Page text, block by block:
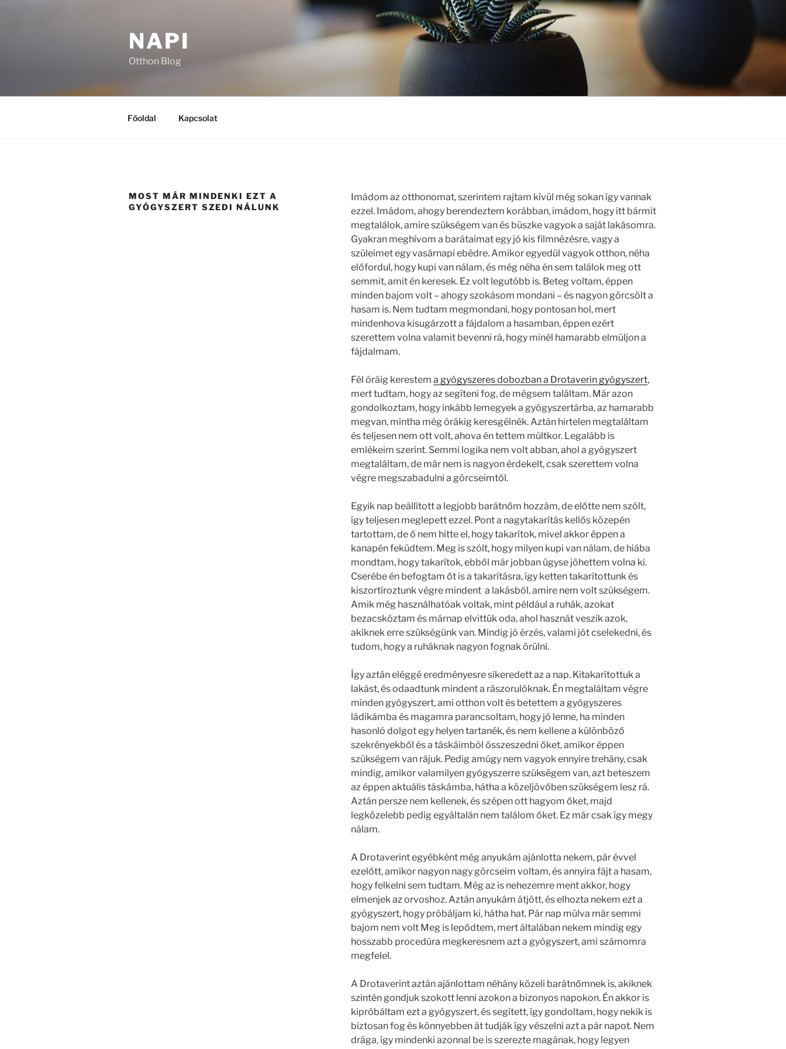
NAPI
Otthon Blog
Főoldal Kapcsolat
MOST MÁR MINDENKI EZT A
GYÓGYSZERT SZEDI NÁLUNK
Imádom az otthonomat, szerintem rajtam kívül még sokan így vannak
ezzel. Imádom, ahogy berendeztem korábban, imádom, hogy itt bármit
megtalálok, amire szükségem van és büszke vagyok a saját lakásomra.
Gyakran meghívom a barátaimat egy jó kis filmnézésre, vagy a
szüleimet egy vasárnapi ebédre. Amikor egyedül vagyok otthon, néha
előfordul, hogy kupi van nálam, és még néha én sem találok meg ott
semmit, amit én keresek. Ez volt legutóbb is. Beteg voltam, éppen
minden bajom volt – ahogy szokásom mondani – és nagyon görcsölt a
hasam is. Nem tudtam megmondani, hogy pontosan hol, mert
mindenhova kisugárzott a fájdalom a hasamban, éppen ezért
szerettem volna valamit bevenni rá, hogy minél hamarabb elmúljon a
fájdalmam.
Fél óráig kerestem a gyógyszeres dobozban a Drotaverin gyógyszert,
mert tudtam, hogy az segíteni fog, de mégsem találtam. Már azon
gondolkoztam, hogy inkább lemegyek a gyógyszertárba, az hamarabb
megvan, mintha még órákig keresgélnék. Aztán hirtelen megtaláltam
és teljesen nem ott volt, ahova én tettem múltkor. Legalább is
emlékeim szerint. Semmi logika nem volt abban, ahol a gyógyszert
megtaláltam, de már nem is nagyon érdekelt, csak szerettem volna
végre megszabadulni a görcseimtől.
Egyik nap beállított a legjobb barátnőm hozzám, de előtte nem szólt,
így teljesen meglepett ezzel. Pont a nagytakarítás kellős közepén
tartottam, de ő nem hitte el, hogy takarítok, mivel akkor éppen a
kanapén feküdtem. Meg is szólt, hogy milyen kupi van nálam, de hiába
mondtam, hogy takarítok, ebből már jobban úgyse jöhettem volna ki.
Cserébe én befogtam őt is a takarításra, így ketten takarítottunk és
kiszortíroztunk végre mindent a lakásból, amire nem volt szükségem.
Amik még használhatóak voltak, mint például a ruhák, azokat
bezacskóztam és márnap elvittük oda, ahol hasznát veszik azok,
akiknek erre szükségünk van. Mindig jó érzés, valami jót cselekedni, és
tudom, hogy a ruháknak nagyon fognak örülni.
Így aztán eléggé eredményesre sikeredett az a nap. Kitakarítottuk a
lakást, és odaadtunk mindent a rászorulóknak. Én megtaláltam végre
minden gyógyszert, ami otthon volt és betettem a gyógyszeres
ládikámba és magamra parancsoltam, hogy jó lenne, ha minden
hasonló dolgot egy helyen tartanék, és nem kellene a különböző
szekrényekből és a táskáimból összeszedni őket, amikor éppen
szükségem van rájuk. Pedig amúgy nem vagyok ennyire trehány, csak
mindig, amikor valamilyen gyógyszerre szükségem van, azt beteszem
az éppen aktuális táskámba, hátha a közeljövőben szükségem lesz rá.
Aztán persze nem kellenek, és szépen ott hagyom őket, majd
legközelebb pedig egyáltalán nem találom őket. Ez már csak így megy
nálam.
A Drotaverint egyébként még anyukám ajánlotta nekem, pár évvel
ezelőtt, amikor nagyon nagy görcseim voltam, és annyira fájt a hasam,
hogy felkelni sem tudtam. Még az is nehezemre ment akkor, hogy
elmenjek az orvoshoz. Aztán anyukám átjött, és elhozta nekem ezt a
gyógyszert, hogy próbáljam ki, hátha hat. Pár nap múlva már semmi
bajom nem volt Meg is lepődtem, mert általában nekem mindig egy
hosszabb procedúra megkeresnem azt a gyógyszert, ami számomra
megfelel.
A Drotaverint aztán ajánlottam néhány közeli barátnőmnek is, akiknek
szintén gondjuk szokott lenni azokon a bizonyos napokon. Én akkor is
kipróbáltam ezt a gyógyszert, és segített, így gondoltam, hogy nekik is
biztosan fog és könnyebben át tudják így vészelni azt a pár napot. Nem
drága, így mindenki azonnal be is szerezte magának, hogy legyen